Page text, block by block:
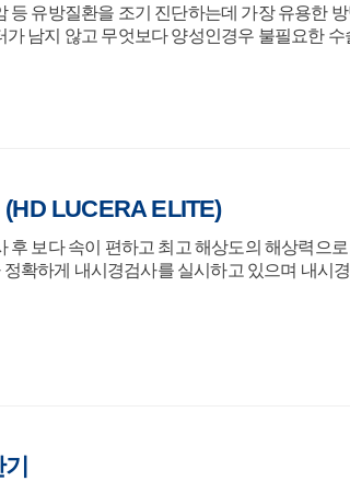
등 유방질환을 조기 진단하는데 가장 유용한
가 남지 않고 무엇보다 양성인경우 불필요한
LUCERA ELITE)
후 보다 속이 편하고 최고 해상도의 해상력으
확하게 내시경검사를 실시하고 있으며 내시